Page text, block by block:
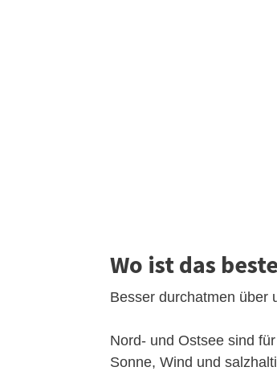
Wo ist das
Besser durchatmen über
Nord- und Ostsee sind
Sonne, Wind und